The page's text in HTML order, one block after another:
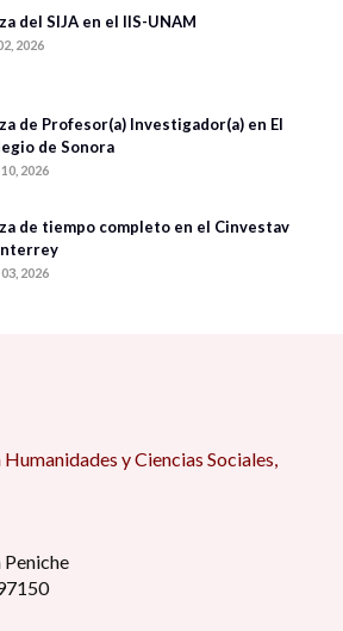
del SIJA en el IIS-UNAM
2026
de Profesor(a) Investigador(a) en El
de Sonora
2026
de tiempo completo en el Cinvestav
2026
y Ciencias Sociales,
Peniche